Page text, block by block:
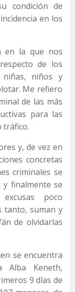
condición de
en los
en la que nos
de los
niñas, niños y
Me refiero
de las más
para las
tráfico.
y, de vez en
concretas
criminales se
finalmente se
poco
tanto, suman y
de olvidarlas
se encuentra
Keneth,
9 días de